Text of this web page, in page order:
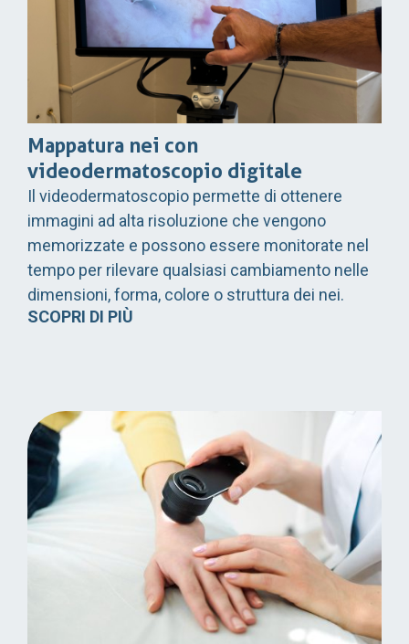
Mappatura nei con
videodermatoscopio digitale
Il videodermatoscopio permette di ottenere
immagini ad alta risoluzione che vengono
memorizzate e possono essere monitorate nel
tempo per rilevare qualsiasi cambiamento nelle
dimensioni, forma, colore o struttura dei nei.
SCOPRI DI PIÙ